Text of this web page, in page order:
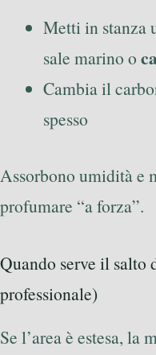
Metti in stanza
sale marino o
Cambia il
spesso
Assorbono umidità e
profumare “a forza”.
Quando serve il
professionale)
Se l’area è estesa, la